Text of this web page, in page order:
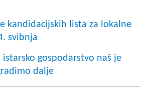
kandidacijskih lista za lokalne
svibnja
istarsko gospodarstvo naš je
dalje